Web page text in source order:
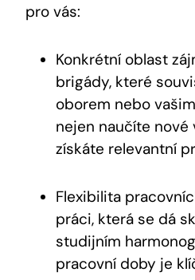
pro vás:
Konkrétní oblast
brigády, které
oborem nebo
nejen naučíte nové
získáte relevantní
Flexibilita
práci, která se dá
studijním
pracovní doby je